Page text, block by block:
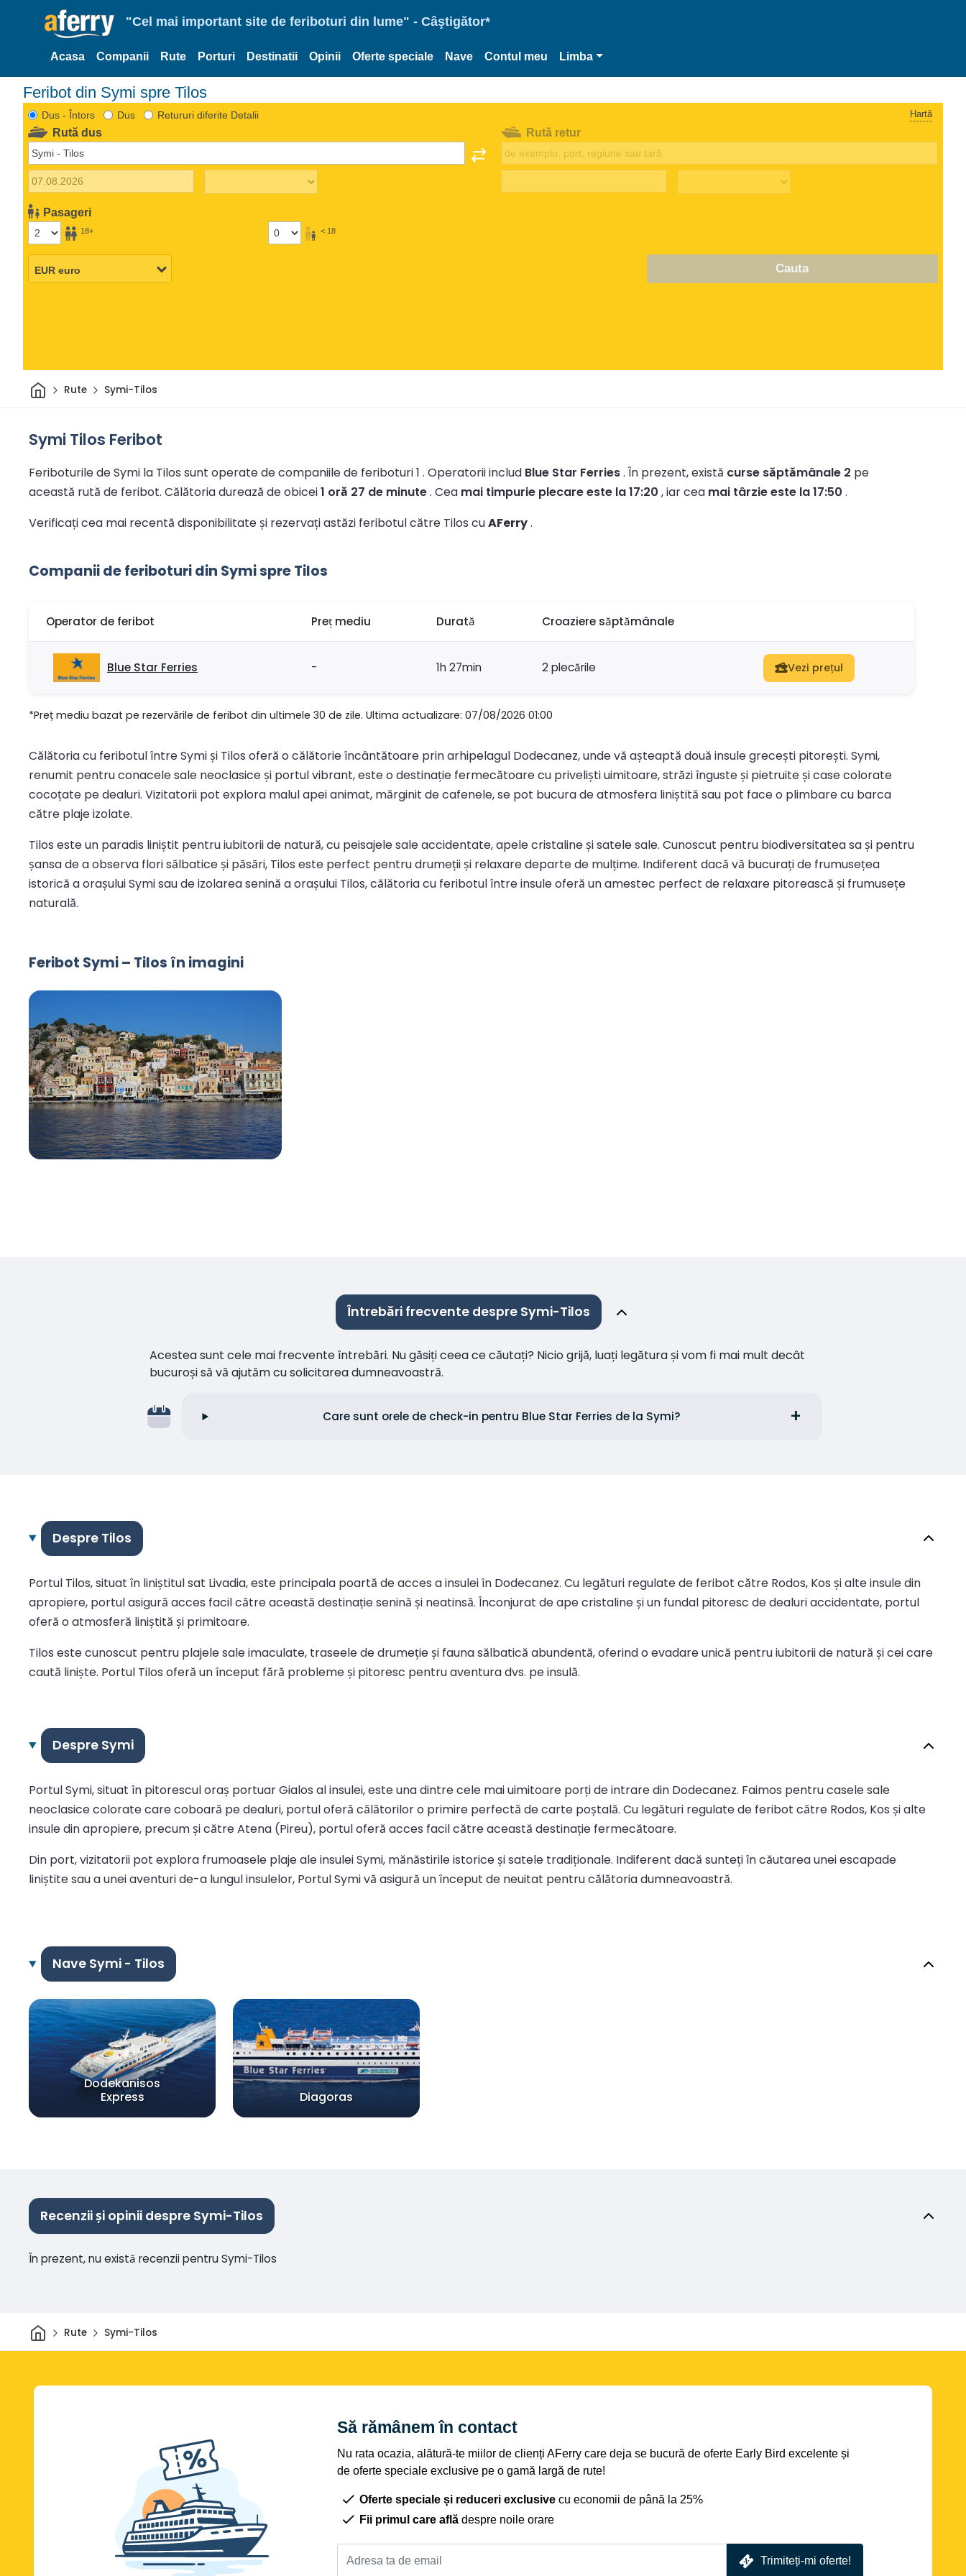
"Cel mai important site de feriboturi din lume" - Câştigător*
Acasa Companii Rute Porturi Destinatii Opinii Oferte speciale Nave Contul meu Limba
Feribot din Symi spre Tilos
Dus - Întors Dus Retururi diferite Detalii Hartă
Rută dus
Pasageri
18+ < 18
Rută retur
Cauta
AcasăRute Symi-Tilos
Symi Tilos Feribot
Feriboturile de Symi la Tilos sunt operate de companiile de feriboturi 1 . Operatorii includ Blue Star Ferries. În prezent, există curse săptămânale 2 pe
această rută de feribot. Călătoria durează de obicei1 oră 27 de minute. Cea mai timpurie plecare este la 17:20 , iar cea mai târzie este la 17:50 .
Verificați cea mai recentă disponibilitate și rezervați astăzi feribotul către Tilos cuAFerry.
Companii de feriboturi din Symi spre Tilos
Operator de feribot Preț mediu Durată Croaziere săptămânale
Blue Star Ferries - 1h 27min 2 plecările Vezi prețul
*Preț mediu bazat pe rezervările de feribot din ultimele 30 de zile. Ultima actualizare: 07/08/2026 01:00
Călătoria cu feribotul între Symi și Tilos oferă o călătorie încântătoare prin arhipelagul Dodecanez, unde vă așteaptă două insule grecești pitorești. Symi,
renumit pentru conacele sale neoclasice și portul vibrant, este o destinație fermecătoare cu priveliști uimitoare, străzi înguste și pietruite și case colorate
cocoțate pe dealuri. Vizitatorii pot explora malul apei animat, mărginit de cafenele, se pot bucura de atmosfera liniștită sau pot face o plimbare cu barca
către plaje izolate.
Tilos este un paradis liniștit pentru iubitorii de natură, cu peisajele sale accidentate, apele cristaline și satele sale. Cunoscut pentru biodiversitatea sa și pentru
șansa de a observa flori sălbatice și păsări, Tilos este perfect pentru drumeții și relaxare departe de mulțime. Indiferent dacă vă bucurați de frumusețea
istorică a orașului Symi sau de izolarea senină a orașului Tilos, călătoria cu feribotul între insule oferă un amestec perfect de relaxare pitorească și frumusețe
naturală.
Feribot Symi – Tilos în imagini
Întrebări frecvente despre Symi-Tilos
Acestea sunt cele mai frecvente întrebări. Nu găsiți ceea ce căutați? Nicio grijă, luați legătura și vom fi mai mult decât
bucuroși să vă ajutăm cu solicitarea dumneavoastră.
Care sunt orele de check-in pentru Blue Star Ferries de la Symi?
Despre Tilos
Portul Tilos, situat în liniștitul sat Livadia, este principala poartă de acces a insulei în Dodecanez. Cu legături regulate de feribot către Rodos, Kos și alte insule din
apropiere, portul asigură acces facil către această destinație senină și neatinsă. Înconjurat de ape cristaline și un fundal pitoresc de dealuri accidentate, portul
oferă o atmosferă liniștită și primitoare.
Tilos este cunoscut pentru plajele sale imaculate, traseele de drumeție și fauna sălbatică abundentă, oferind o evadare unică pentru iubitorii de natură și cei care
caută liniște. Portul Tilos oferă un început fără probleme și pitoresc pentru aventura dvs. pe insulă.
Despre Symi
Portul Symi, situat în pitorescul oraș portuar Gialos al insulei, este una dintre cele mai uimitoare porți de intrare din Dodecanez. Faimos pentru casele sale
neoclasice colorate care coboară pe dealuri, portul oferă călătorilor o primire perfectă de carte poștală. Cu legături regulate de feribot către Rodos, Kos și alte
insule din apropiere, precum și către Atena (Pireu), portul oferă acces facil către această destinație fermecătoare.
Din port, vizitatorii pot explora frumoasele plaje ale insulei Symi, mănăstirile istorice și satele tradiționale. Indiferent dacă sunteți în căutarea unei escapade
liniștite sau a unei aventuri de-a lungul insulelor, Portul Symi vă asigură un început de neuitat pentru călătoria dumneavoastră.
Nave Symi - Tilos
Dodekanisos
Express
Diagoras
Recenzii și opinii despre Symi-Tilos
În prezent, nu există recenzii pentru Symi-Tilos
AcasăRute Symi-Tilos
Să rămânem în contact
Nu rata ocazia, alătură-te miilor de clienți AFerry care deja se bucură de oferte Early Bird excelente și
de oferte speciale exclusive pe o gamă largă de rute!
Oferte speciale și reduceri exclusive cu economii de până la 25%
Fii primul care află despre noile orare
Trimiteți-mi oferte!